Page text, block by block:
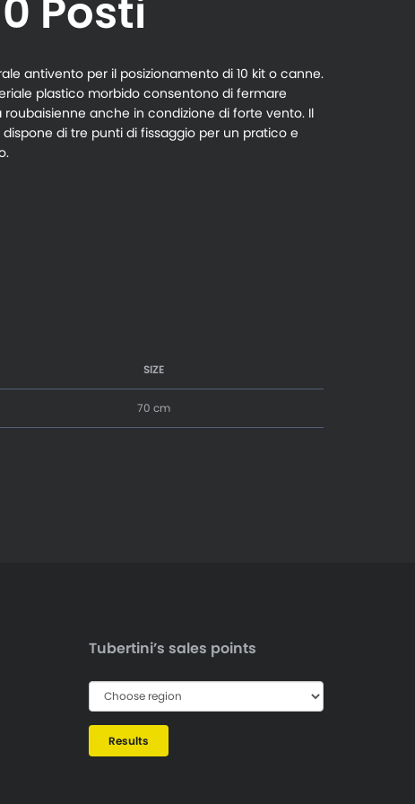
Posti
antivento per il posizionamento di 10 kit o canne.
plastico morbido consentono di fermare
anche in condizione di forte vento. Il
di tre punti di fissaggio per un pratico e
SIZE
70 cm
Tubertini’s sales points
Results